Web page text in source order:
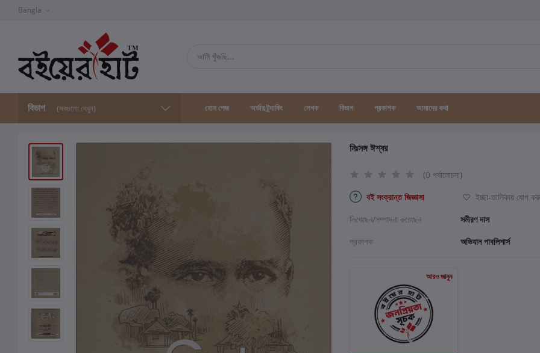
Bangla
বিভাগ (সবগুলো দেখুন) হোম পেজ অর্ডার ট্র্যাকিং লেখক বিভাগ প্রকাশক আমাদের কথা
নিঃসঙ্গ ঈশ্বর
(0 পর্যালোচনা)
বই সংক্রান্ত জিজ্ঞাসা
ইচ্ছা-তালিকায় যোগ
লিখেছেন/সম্পাদনা করেছেন
সমীরণ দাস
প্রকাশক
অভিযান পাবলিশার্স
আরও জানুন